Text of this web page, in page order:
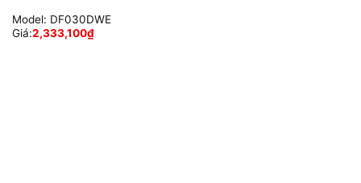
Model: DF030DWE
Giá:2,333,100₫